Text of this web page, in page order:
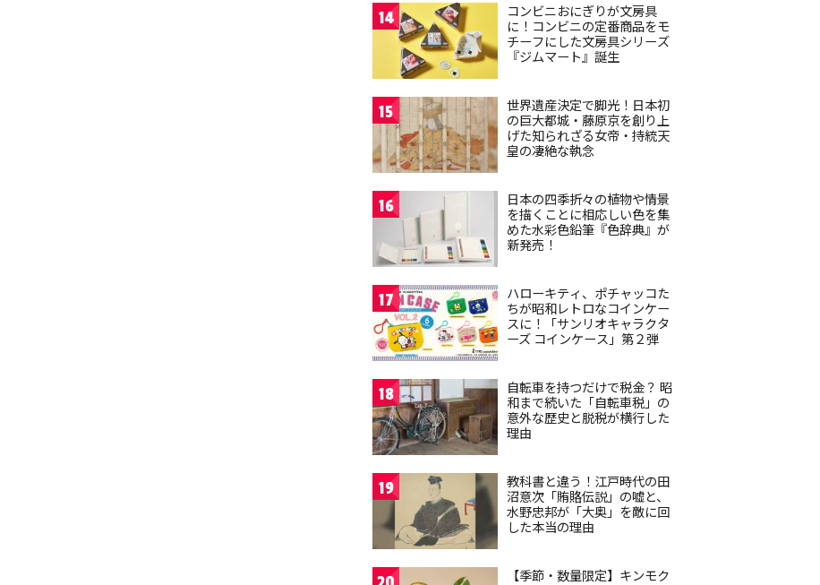
14
コンビニおにぎりが文房具
に！コンビニの定番商品をモ
チーフにした文房具シリーズ
『ジムマート』誕生
15
世界遺産決定で脚光！日本初
の巨大都城・藤原京を創り上
げた知られざる女帝・持統天
皇の凄絶な執念
16
日本の四季折々の植物や情景
を描くことに相応しい色を集
めた水彩色鉛筆『色辞典』が
新発売！
17
ハローキティ、ポチャッコた
ちが昭和レトロなコインケー
スに！「サンリオキャラクタ
ーズ コインケース」第２弾
18
自転車を持つだけで税金？ 昭
和まで続いた「自転車税」の
意外な歴史と脱税が横行した
理由
19
教科書と違う！江戸時代の田
沼意次「賄賂伝説」の嘘と、
水野忠邦が「大奥」を敵に回
した本当の理由
【季節・数量限定】キンモク